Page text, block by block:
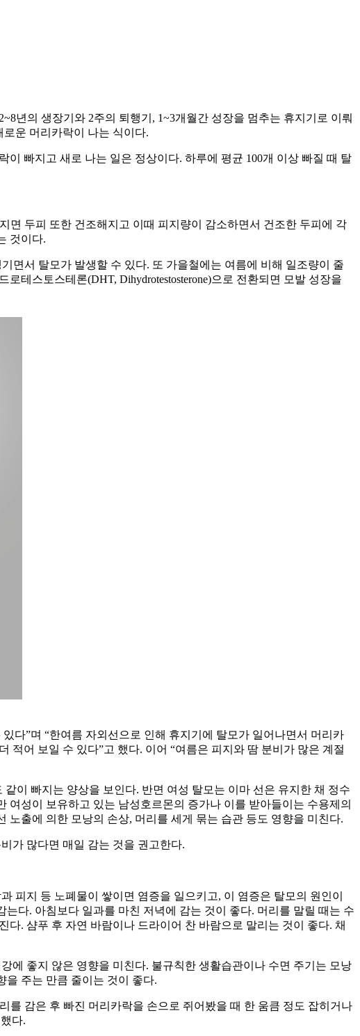
년의 생장기와 2주의 퇴행기, 1~3개월간 성장을 멈추는 휴지기로 이뤄
운 머리카락이 나는 식이다.
빠지고 새로 나는 일은 정상이다. 하루에 평균 100개 이상 빠질 때 탈
면 두피 또한 건조해지고 이때 피지량이 감소하면서 건조한 두피에 각
것이다.
면서 탈모가 발생할 수 있다. 또 가을철에는 여름에 비해 일조량이 줄
테스토스테론(DHT, Dihydrotestosterone)으로 전환되면 모발 성장을
다”며 “한여름 자외선으로 인해 휴지기에 탈모가 일어나면서 머리카
어 보일 수 있다”고 했다. 이어 “여름은 피지와 땀 분비가 많은 계절
이 빠지는 양상을 보인다. 반면 여성 탈모는 이마 선은 유지한 채 정수
성이 보유하고 있는 남성호르몬의 증가나 이를 받아들이는 수용제의
출에 의한 모낭의 손상, 머리를 세게 묶는 습관 등도 영향을 미친다.
가 많다면 매일 감는 것을 권고한다.
피지 등 노폐물이 쌓이면 염증을 일으키고, 이 염증은 탈모의 원인이
다. 아침보다 일과를 마친 저녁에 감는 것이 좋다. 머리를 말릴 때는 수
. 샴푸 후 자연 바람이나 드라이어 찬 바람으로 말리는 것이 좋다. 채
에 좋지 않은 영향을 미친다. 불규칙한 생활습관이나 수면 주기는 모낭
을 주는 만큼 줄이는 것이 좋다.
를 감은 후 빠진 머리카락을 손으로 쥐어봤을 때 한 움큼 정도 잡히거나
다.